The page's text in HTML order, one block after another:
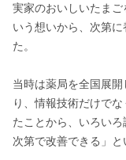
実家のおいしいたま
いう想いから、次第
た。
当時は薬局を全国展
り、情報技術だけで
たことから、いろい
次第で改善できる」と